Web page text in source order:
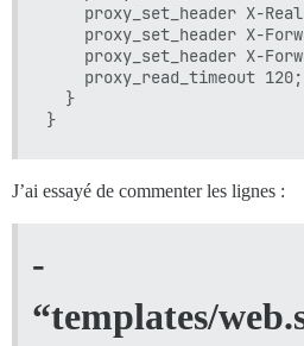
proxy_set_header X-
proxy_set_header X-
proxy_set_header X-
    proxy_read_timeout 120;
  }
J’ai essayé de commenter les lignes :
-
“templates/